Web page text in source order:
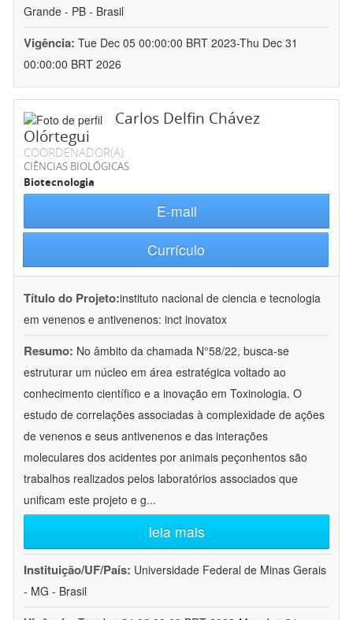
Grande - PB - Brasil
Vigência: Tue Dec 05 00:00:00 BRT 2023-Thu Dec 31
00:00:00 BRT 2026
Carlos Delfin Chávez
Olórtegui
COORDENADOR(A)
CIÊNCIAS BIOLÓGICAS
Biotecnologia
E-mail
Currículo
Título do Projeto:instituto nacional de ciencia e tecnologia
em venenos e antivenenos: inct inovatox
Resumo: No âmbito da chamada N°58/22, busca-se
estruturar um núcleo em área estratégica voltado ao
conhecimento científico e a inovação em Toxinologia. O
estudo de correlações associadas à complexidade de ações
de venenos e seus antivenenos e das interações
moleculares dos acidentes por animais peçonhentos são
trabalhos realizados pelos laboratórios associados que
unificam este projeto e g...
leia mais
Instituição/UF/País: Universidade Federal de Minas Gerais
- MG - Brasil